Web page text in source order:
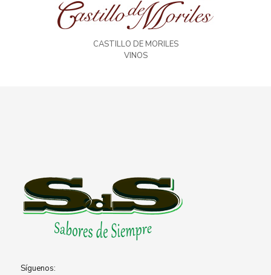
CASTILLO DE MORILES
VINOS
Síguenos: